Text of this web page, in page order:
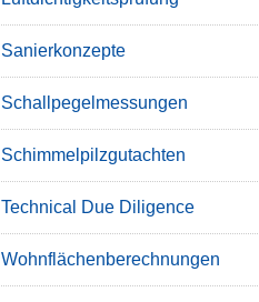
Sanierkonzepte
Schallpegelmessungen
Schimmelpilzgutachten
Technical Due Diligence
Wohnflächenberechnungen